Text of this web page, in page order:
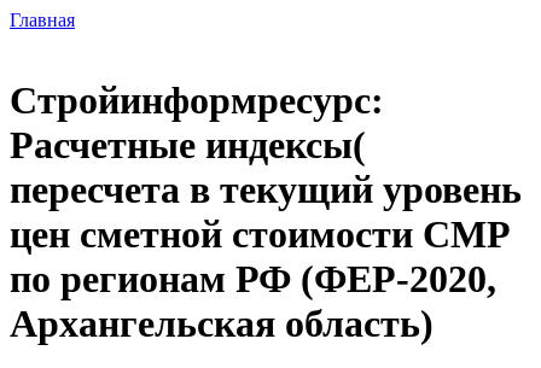
Главная
Стройинформресурс:
Расчетные индексы(
пересчета в текущий уровень
цен сметной стоимости СМР
по регионам РФ (ФЕР-2020,
Архангельская область)